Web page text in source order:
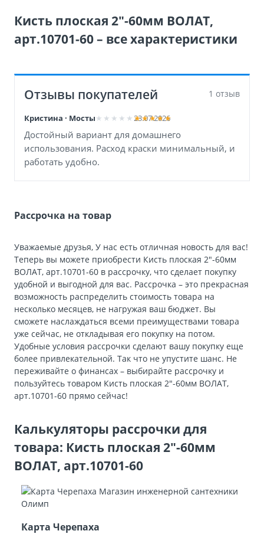
Кисть плоская 2″-60мм ВОЛАТ,
арт.10701-60 – все характеристики
Отзывы покупателей 1 отзыв
Кристина · Мосты 23.07.2026
Достойный вариант для домашнего
использования. Расход краски минимальный, и
работать удобно.
Рассрочка на товар
Уважаемые друзья, У нас есть отличная новость для вас!
Теперь вы можете приобрести Кисть плоская 2″-60мм
ВОЛАТ, арт.10701-60 в рассрочку, что сделает покупку
удобной и выгодной для вас. Рассрочка – это прекрасная
возможность распределить стоимость товара на
несколько месяцев, не нагружая ваш бюджет. Вы
сможете наслаждаться всеми преимуществами товара
уже сейчас, не откладывая его покупку на потом.
Удобные условия рассрочки сделают вашу покупку еще
более привлекательной. Так что не упустите шанс. Не
переживайте о финансах – выбирайте рассрочку и
пользуйтесь товаром Кисть плоская 2″-60мм ВОЛАТ,
арт.10701-60 прямо сейчас!
Калькуляторы рассрочки для
товара: Кисть плоская 2″-60мм
ВОЛАТ, арт.10701-60
Карта Черепаха